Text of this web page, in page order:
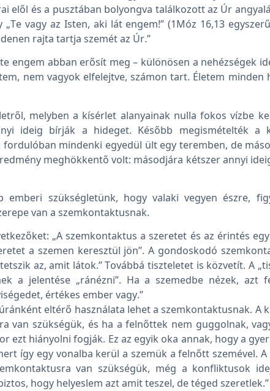
elől és a pusztában bolyongva találkozott az Úr
„Te vagy az Isten, aki lát engem!” (1Móz 16,13
rajta tartja szemét az Úr.”
engem abban erősít meg – különösen a nehézségek
nem vagyok elfelejtve, számon tart. Életem minden
melyben a kísérlet alanyainak nulla fokos vízbe
ideig bírják a hideget. Később megismételték a
fordulóban mindenki egyedül ült egy teremben, de
meghökkentő volt: másodjára kétszer annyi
emberi szükségletünk, hogy valaki vegyen észre,
van a szemkontaktusnak.
„A szemkontaktus a szeretet és az érintés
a szemen keresztül jön”. A gondoskodó
az, amit látok.” Továbbá tiszteletet is közvetít. A
a jelentése „ránézni”. Ha a szemedbe nézek, azt
értékes ember vagy.”
eltérő használata lehet a szemkontaktusnak. A
van szükségük, és ha a felnőttek nem guggolnak,
ezt hiányolni fogják. Ez az egyik oka annak, hogy a
így egy vonalba kerül a szemük a felnőtt szemével.
van szükségük, még a konfliktusok
hogy helyeslem azt amit teszel, de téged szeretlek.”